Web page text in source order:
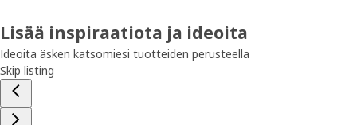
Lisää inspiraatiota ja ideoita
Ideoita äsken katsomiesi tuotteiden perusteella
Skip listing